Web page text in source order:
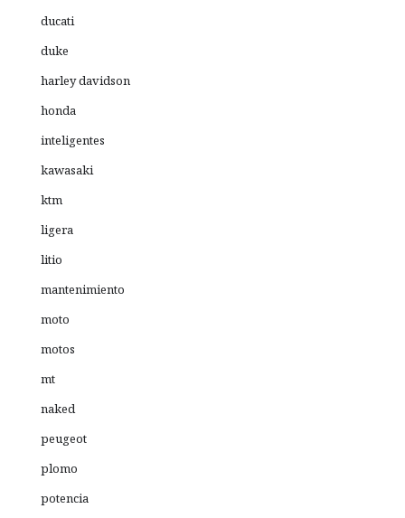
ducati
duke
harley davidson
honda
inteligentes
kawasaki
ktm
ligera
litio
mantenimiento
moto
motos
mt
naked
peugeot
plomo
potencia